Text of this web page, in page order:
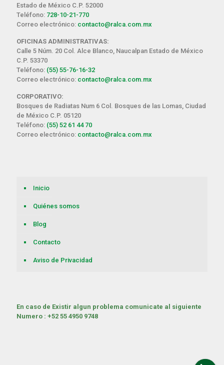
Estado de México C.P. 52000
Teléfono: 728-10-21-770
Correo electrónico: contacto@ralca.com.mx
OFICINAS ADMINISTRATIVAS:
Calle 5 Núm. 20 Col. Alce Blanco, Naucalpan Estado de México
C.P. 53370
Teléfono: (55) 55-76-16-32
Correo electrónico: contacto@ralca.com.mx
CORPORATIVO:
Bosques de Radiatas Num 6 Col. Bosques de las Lomas, Ciudad
de México C.P. 05120
Teléfono: (55) 52 61 44 70
Correo electrónico: contacto@ralca.com.mx
Inicio
Quiénes somos
Blog
Contacto
Aviso de Privacidad
En caso de Existir algun problema comunicate al siguiente
Numero : +52 55 4950 9748